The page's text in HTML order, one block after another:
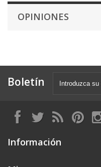
OPINIONES
Boletín
Información